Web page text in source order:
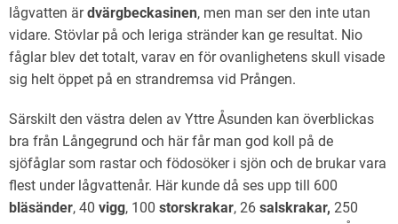
lågvatten ärdvärgbeckasinen, men man ser den inte utan
vidare. Stövlar på och leriga stränder kan ge resultat. Nio
fåglar blev det totalt, varav en för ovanlighetens skull visade
sig helt öppet på en strandremsa vid Prången.
Särskilt den västra delen av Yttre Åsunden kan överblickas
bra från Långegrund och här får man god koll på de
sjöfåglar som rastar och födosöker i sjön och de brukar vara
flest under lågvattenår. Här kunde då ses upp till 600
bläsänder, 40 vigg, 100 storskrakar, 26 salskrakar, 250